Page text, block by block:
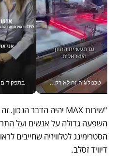
טכנולוגיה זה לא רק בהייטק: גם תעשיית המזון הישראלית מאמצת כלי AI, אוטומציה וניתוח דאטה בזמן אמת
דיוויד זסלב.